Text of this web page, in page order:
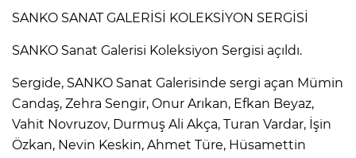
SANKO SANAT GALERİSİ KOLEKSİYON SERGİSİ
SANKO Sanat Galerisi Koleksiyon Sergisi açıldı.
Sergide, SANKO Sanat Galerisinde sergi açan Mümin
Candaş, Zehra Sengir, Onur Arıkan, Efkan Beyaz,
Vahit Novruzov, Durmuş Ali Akça, Turan Vardar, İşin
Özkan, Nevin Keskin, Ahmet Türe, Hüsamettin